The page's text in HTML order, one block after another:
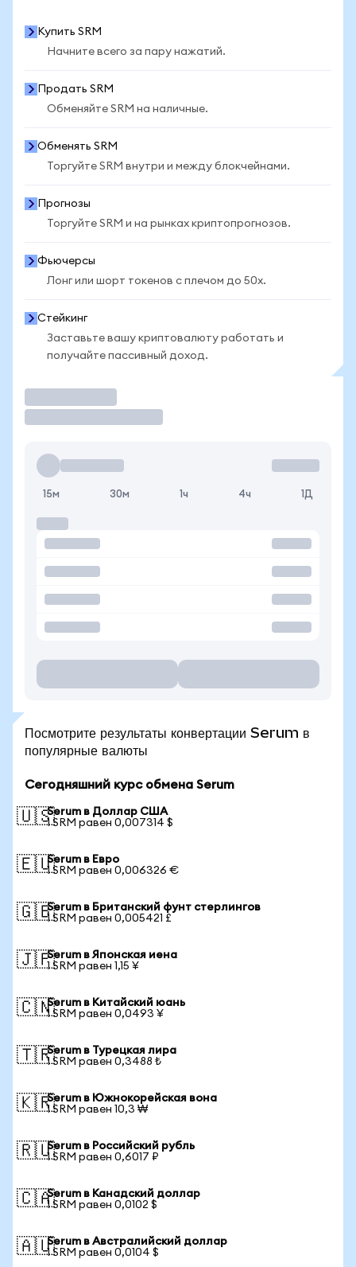
Купить SRM
Начните всего за пару нажатий.
Продать SRM
Обменяйте SRM на наличные.
Обменять SRM
Торгуйте SRM внутри и между блокчейнами.
Прогнозы
Торгуйте SRM и на рынках криптопрогнозов.
Фьючерсы
Лонг или шорт токенов с плечом до 50x.
Стейкинг
Заставьте вашу криптовалюту работать и
получайте пассивный доход.
15м 30м 1ч 4ч 1Д
Посмотрите результаты конвертации Serum в
популярные валюты
Сегодняшний курс обмена Serum
🇺🇸Serum в Доллар США
1 SRM равен 0,007314 $
🇪🇺Serum в Евро
1 SRM равен 0,006326 €
🇬🇧Serum в Британский фунт стерлингов
1 SRM равен 0,005421 £
🇯🇵Serum в Японская иена
1 SRM равен 1,15 ¥
🇨🇳Serum в Китайский юань
1 SRM равен 0,0493 ¥
🇹🇷Serum в Турецкая лира
1 SRM равен 0,3488 ₺
🇰🇷Serum в Южнокорейская вона
1 SRM равен 10,3 ₩
🇷🇺Serum в Российский рубль
1 SRM равен 0,6017 ₽
🇨🇦Serum в Канадский доллар
1 SRM равен 0,0102 $
🇦🇺Serum в Австралийский доллар
1 SRM равен 0,0104 $